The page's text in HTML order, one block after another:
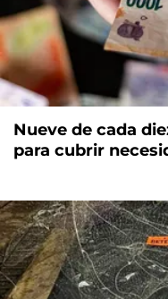
Nueve de cada
para cubrir